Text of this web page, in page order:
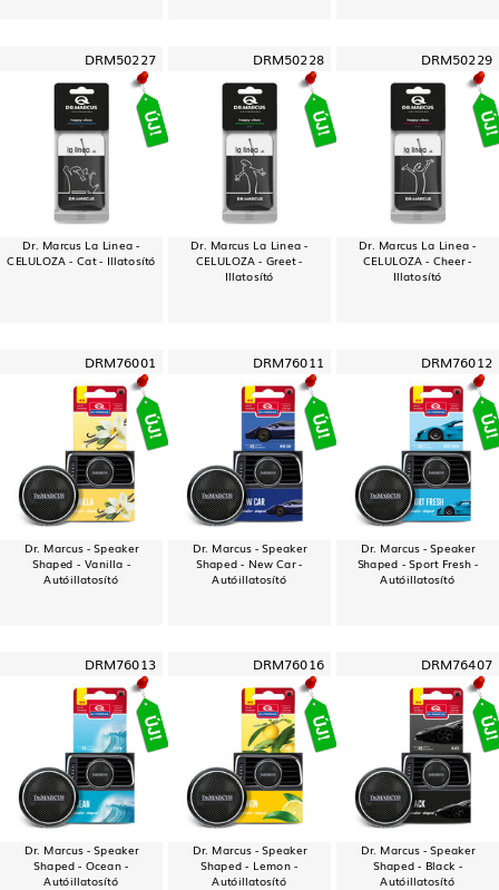
DRM50227
Dr. Marcus La Linea -
CELULOZA - Cat - Illatosító
DRM50228
Dr. Marcus La Linea -
CELULOZA - Greet -
Illatosító
DRM50229
Dr. Marcus La Linea -
CELULOZA - Cheer -
Illatosító
DRM76001
Dr. Marcus - Speaker
Shaped - Vanilla -
Autóillatosító
DRM76011
Dr. Marcus - Speaker
Shaped - New Car -
Autóillatosító
DRM76012
Dr. Marcus - Speaker
Shaped - Sport Fresh -
Autóillatosító
DRM76013
Dr. Marcus - Speaker
Shaped - Ocean -
Autóillatosító
DRM76016
Dr. Marcus - Speaker
Shaped - Lemon -
Autóillatosító
DRM76407
Dr. Marcus - Speaker
Shaped - Black -
Autóillatosító